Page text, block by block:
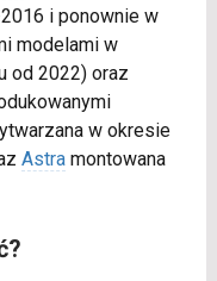
i ponownie w
modelami w
od 2022) oraz
w okresie
Astramontowana